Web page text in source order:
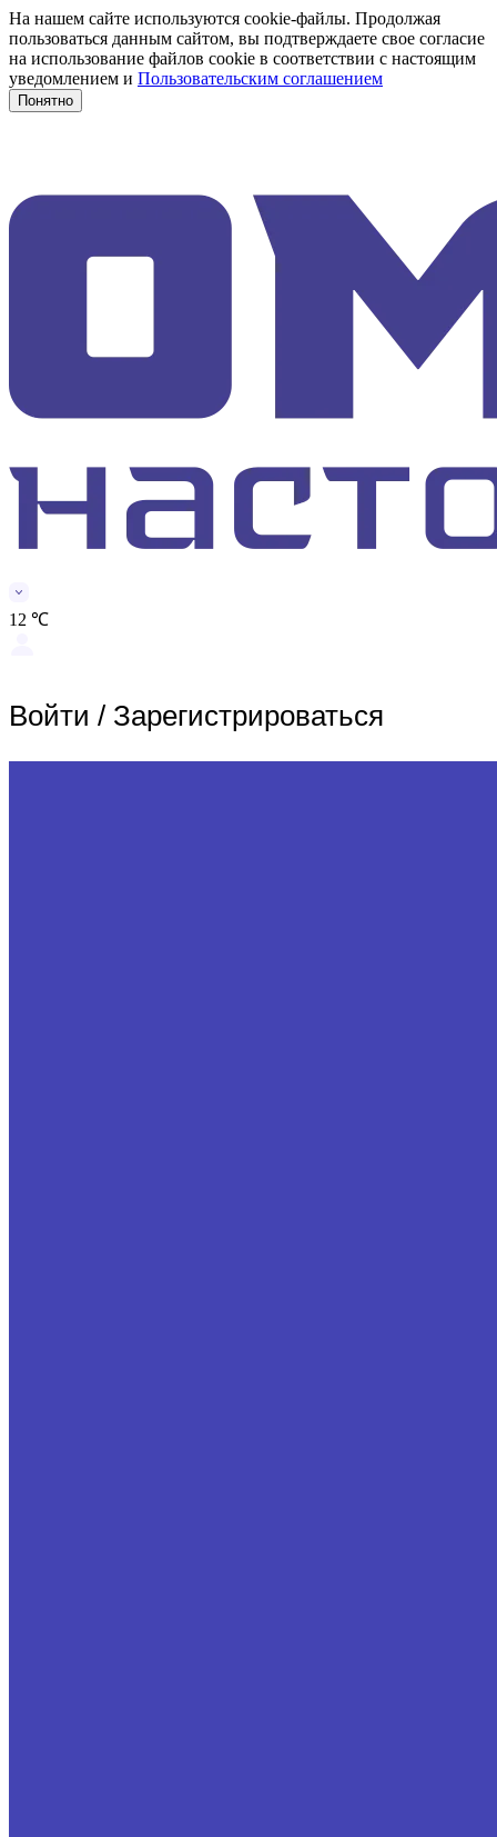
На нашем сайте используются cookie-файлы. Продолжая
пользоваться данным сайтом, вы подтверждаете свое согласие
на использование файлов cookie в соответствии с настоящим
уведомлением и Пользовательским соглашением
Понятно
12 ℃
Войти / Зарегистрироваться